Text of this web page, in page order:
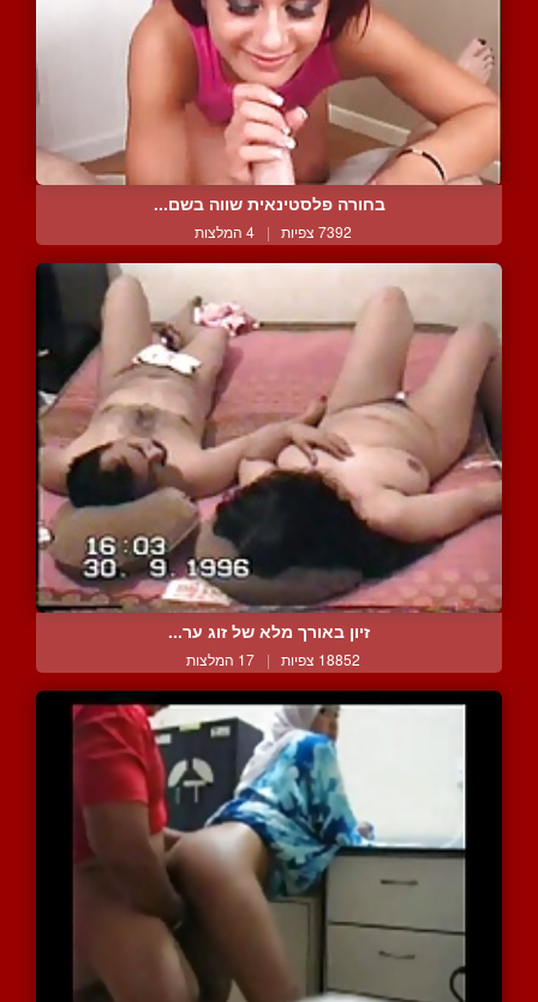
בחורה פלסטינאית שווה בשם...
7392 צפיות | 4 המלצות
זיון באורך מלא של זוג ער...
18852 צפיות | 17 המלצות